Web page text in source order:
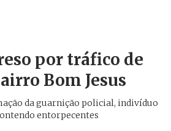
por tráfico de
Bom Jesus
da guarnição policial, indivíduo
entorpecentes